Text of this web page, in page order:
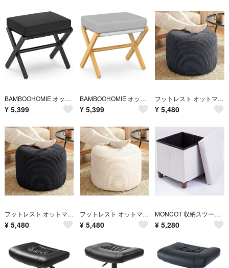
BAMBOOHOMIE オットマン 折りたたみ フットレスト 足置き台 デスク下 フットレスト スツール 竹製 軽量
¥ 5,399
BAMBOOHOMIE オットマン 折りたたみ フットレスト 足置き台 デスク下 フットレスト スツール 竹製
¥ 5,399
フットレスト オットマン 裁断低反発フォーム詰め 足置きクッション 洗えるカバー付き 軽量 滑り止め加工
¥ 5,480
フットレスト オットマン 裁断低反発フォーム詰め 足置きクッション 洗えるカバー付き 軽量 滑り止め加工
¥ 5,480
フットレスト オットマン 裁断低反発フォーム詰め 足置きクッション 洗えるカバー付き 軽量 滑り止め加工
¥ 5,480
MONCOT 収納スツール オットマン 収納ボックス 折りたためる 脚付き 足置き台 玄関 ソファー ふた付き
¥ 5,280